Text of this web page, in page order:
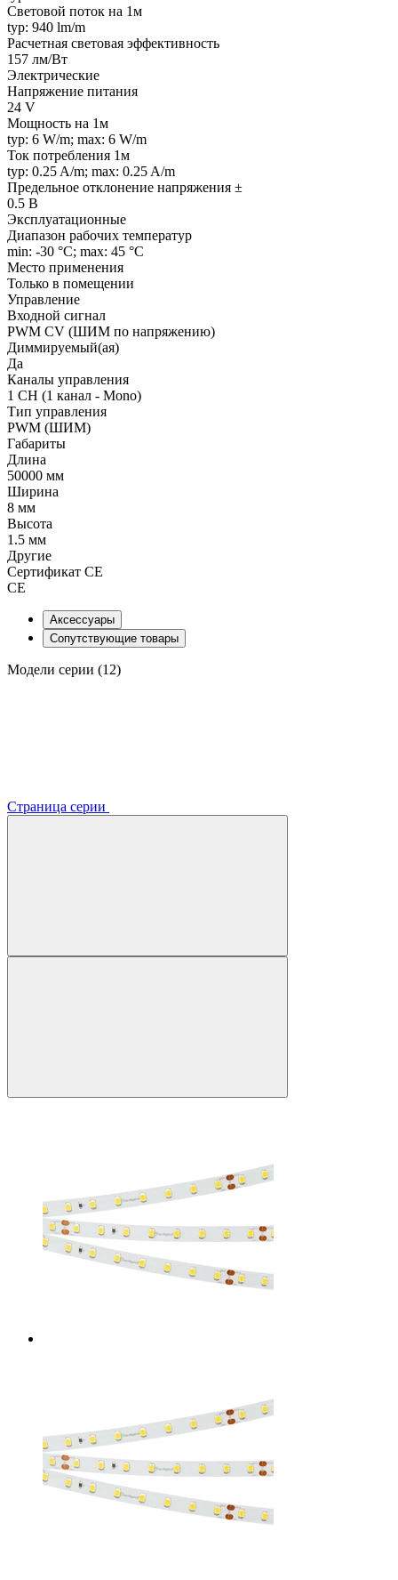
Световой поток на 1м
typ: 940 lm/m
Расчетная световая эффективность
157 лм/Вт
Электрические
Напряжение питания
24 V
Мощность на 1м
typ: 6 W/m; max: 6 W/m
Ток потребления 1м
typ: 0.25 A/m; max: 0.25 A/m
Предельное отклонение напряжения ±
0.5 В
Эксплуатационные
Диапазон рабочих температур
min: -30 °C; max: 45 °C
Место применения
Только в помещении
Управление
Входной сигнал
PWM СV (ШИМ по напряжению)
Диммируемый(ая)
Да
Каналы управления
1 CH (1 канал - Mono)
Тип управления
PWM (ШИМ)
Габариты
Длина
50000 мм
Ширина
8 мм
Высота
1.5 мм
Другие
Сертификат CE
CE
Аксессуары
Сопутствующие товары
Модели серии (12)
Страница серии